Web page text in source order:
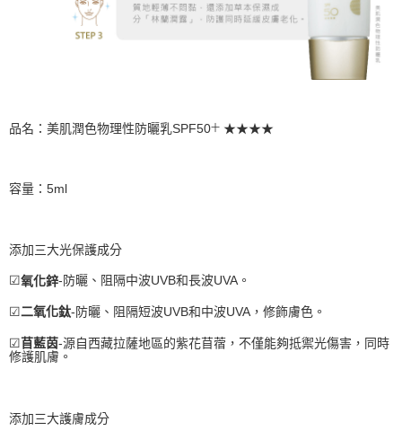
品名：美肌潤色物理性防曬乳SPF50十 ★★★★
容量：5ml
添加三大光保護成分
☑氧化鋅-防曬、阻隔中波UVB和長波UVA。
☑二氧化鈦-防曬、阻隔短波UVB和中波UVA，修飾膚色。
☑苜藍茵-源自西藏拉薩地區的紫花苜蓿，不僅能夠抵禦光傷害，同時
修護肌膚。
添加三大護膚成分